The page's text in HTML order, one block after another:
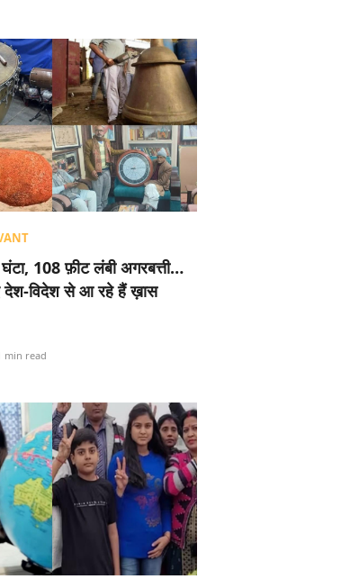
108 फ़ीट लंबी अगरबत्ती…
देश-विदेश से आ रहे हैं ख़ास
min read